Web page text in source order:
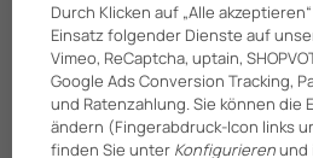
Impressum
Batteriegesetzhinweise
Durch Klicken auf „Alle
Einsatz folgender Dienste auf
Vimeo, ReCaptcha, uptain,
Google Ads Conversion Tracking,
und Ratenzahlung. Sie können die
ändern (Fingerabdruck-Icon links
finden Sie unter Konfigurierenund